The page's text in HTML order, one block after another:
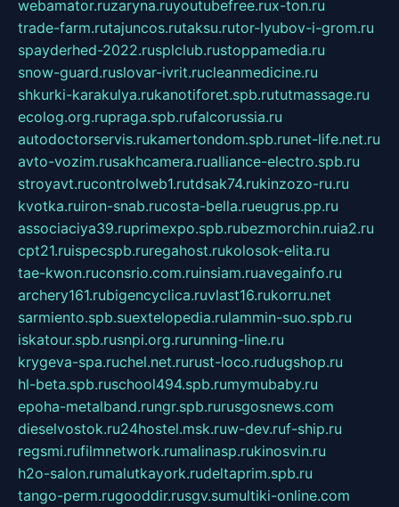
webamator.ruzaryna.ruyoutubefree.rux-ton.ru
trade-farm.rutajuncos.rutaksu.rutor-lyubov-i-grom.ru
spayderhed-2022.rusplclub.rustoppamedia.ru
snow-guard.ruslovar-ivrit.rucleanmedicine.ru
shkurki-karakulya.rukanotiforet.spb.rututmassage.ru
ecolog.org.rupraga.spb.rufalcorussia.ru
autodoctorservis.rukamertondom.spb.runet-life.net.ru
avto-vozim.rusakhcamera.rualliance-electro.spb.ru
stroyavt.rucontrolweb1.rutdsak74.rukinzozo-ru.ru
kvotka.ruiron-snab.rucosta-bella.rueugrus.pp.ru
associaciya39.ruprimexpo.spb.rubezmorchin.ruia2.ru
cpt21.ruispecspb.ruregahost.rukolosok-elita.ru
tae-kwon.ruconsrio.com.ruinsiam.ruavegainfo.ru
archery161.rubigencyclica.ruvlast16.rukorru.net
sarmiento.spb.suextelopedia.rulammin-suo.spb.ru
iskatour.spb.rusnpi.org.rurunning-line.ru
krygeva-spa.ruchel.net.rurust-loco.rudugshop.ru
hl-beta.spb.ruschool494.spb.rumymubaby.ru
epoha-metalband.rungr.spb.rurusgosnews.com
dieselvostok.ru24hostel.msk.ruw-dev.ruf-ship.ru
regsmi.rufilmnetwork.rumalinasp.rukinosvin.ru
h2o-salon.rumalutkayork.rudeltaprim.spb.ru
tango-perm.rugooddir.rusgv.sumultiki-online.com